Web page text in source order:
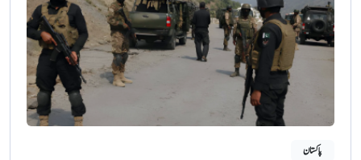
پاکستان